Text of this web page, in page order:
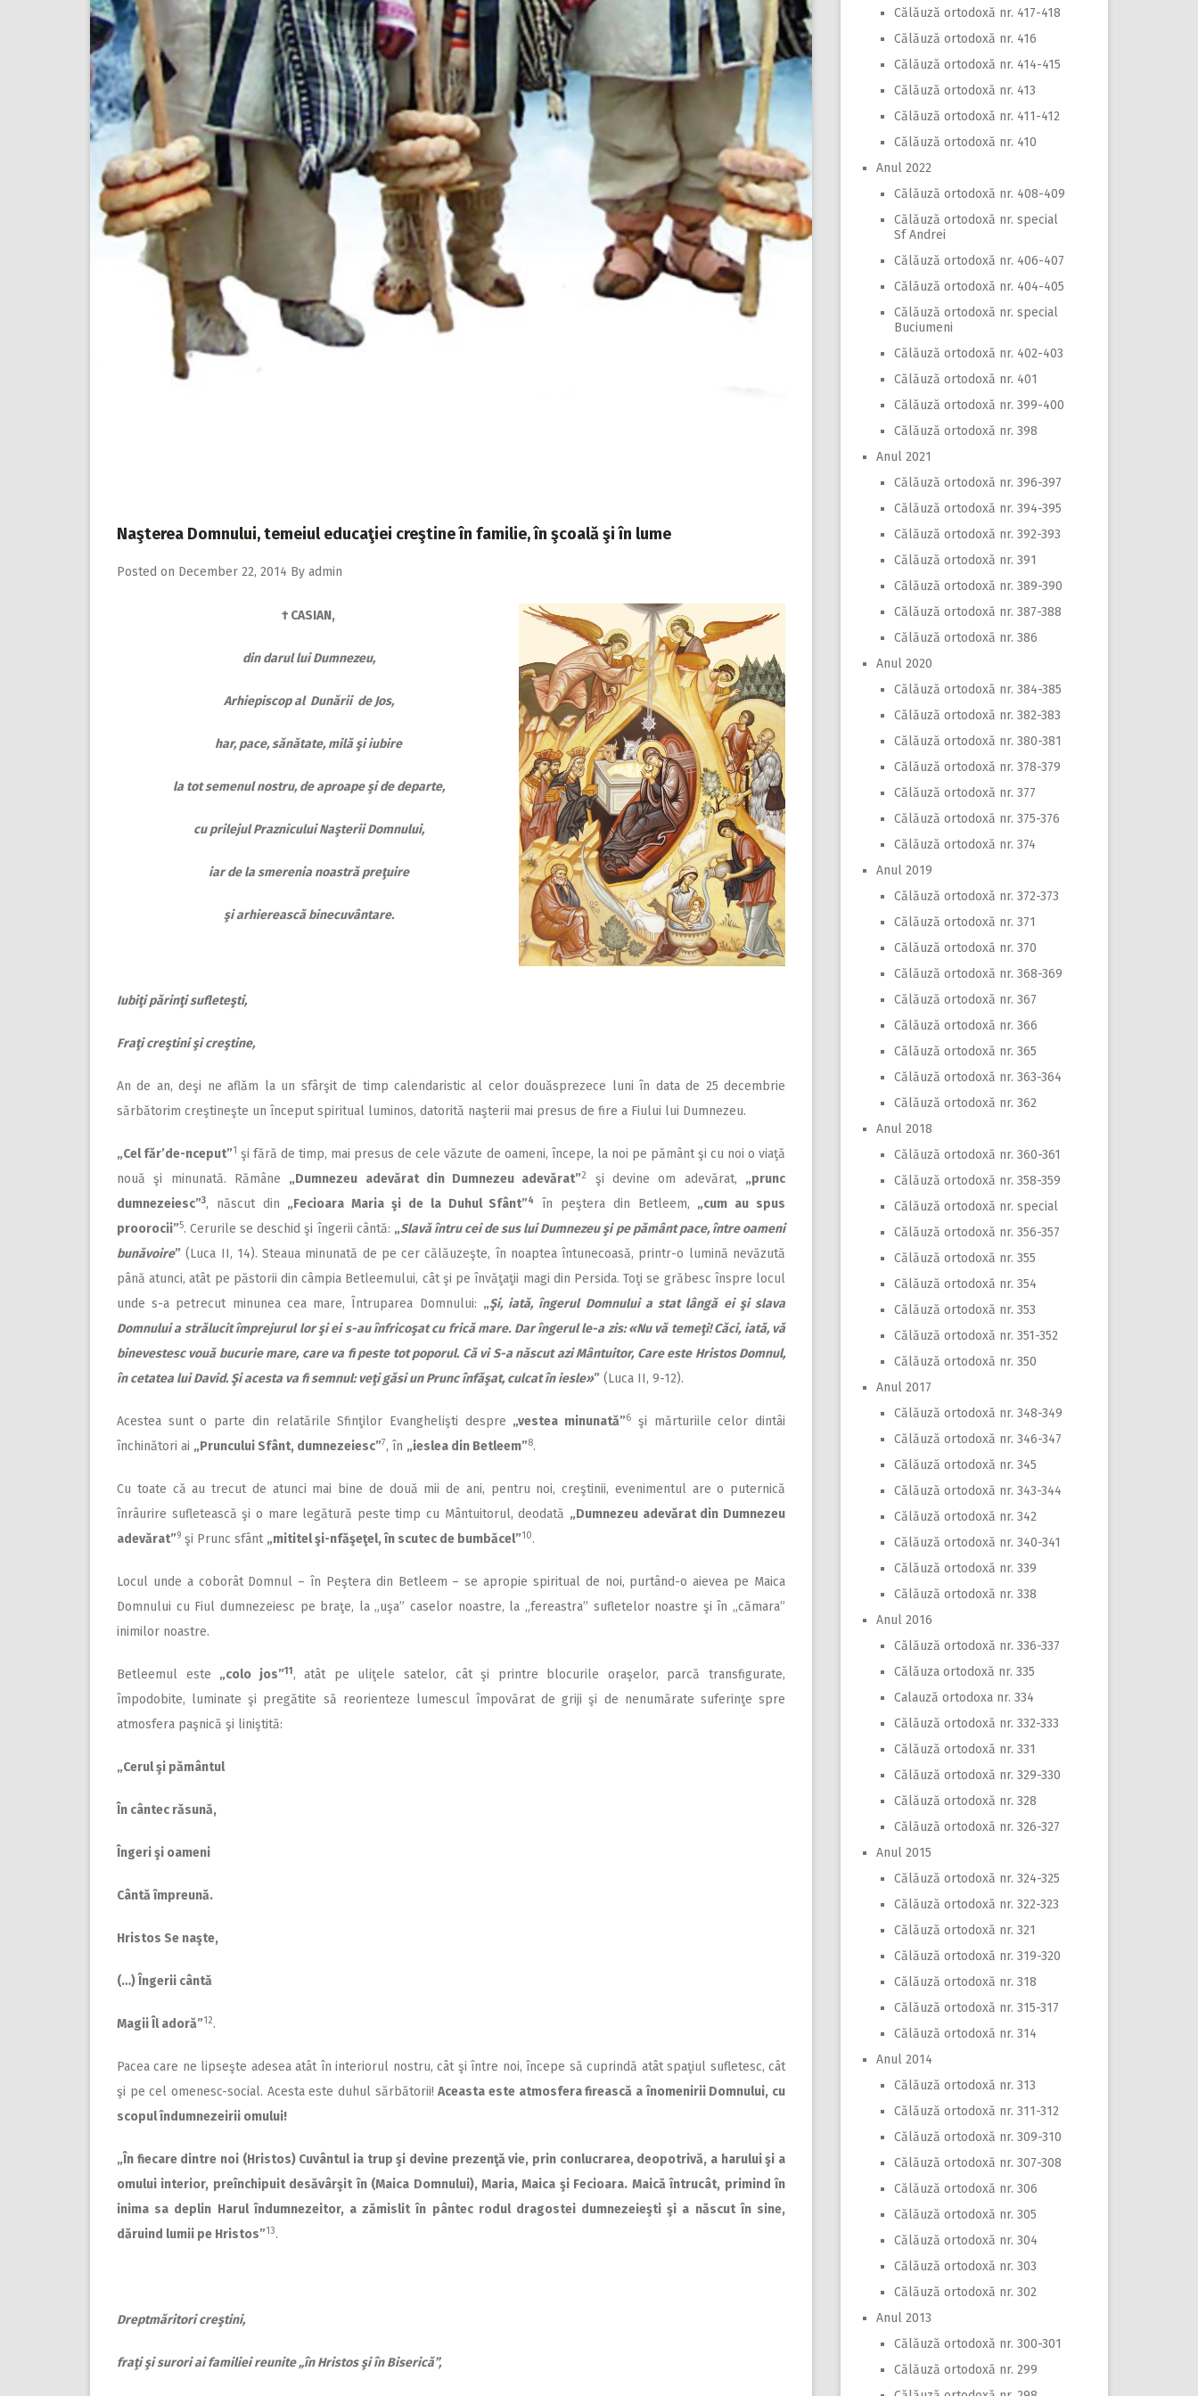
Naşterea Domnului, temeiul educaţiei creştine în familie, în şcoală şi în lume
Posted on December 22, 2014 By admin
† CASIAN,
din darul lui Dumnezeu,
Arhiepiscop al Dunării de Jos,
har, pace, sănătate, milă şi iubire
la tot semenul nostru, de aproape şi de departe,
cu prilejul Praznicului Naşterii Domnului,
iar de la smerenia noastră preţuire
şi arhierească binecuvântare.
Iubiţi părinţi sufleteşti,
Fraţi creştini şi creştine,
An de an, deşi ne aflăm la un sfârşit de timp calendaristic al celor douăsprezece luni în data de 25 decembrie
sărbătorim creştineşte un început spiritual luminos, datorită naşterii mai presus de fire a Fiului lui Dumnezeu.
„Cel făr’de-nceput”1 şi fără de timp, mai presus de cele văzute de oameni, începe, la noi pe pământ şi cu noi o viaţă
nouă şi minunată. Rămâne „Dumnezeu adevărat din Dumnezeu adevărat”2 şi devine om adevărat, „prunc
dumnezeiesc”3, născut din „Fecioara Maria şi de la Duhul Sfânt”4 în peştera din Betleem, „cum au spus
proorocii”5. Cerurile se deschid şi îngerii cântă: „Slavă întru cei de sus lui Dumnezeu şi pe pământ pace, între oameni
bunăvoire” (Luca II, 14). Steaua minunată de pe cer călăuzeşte, în noaptea întunecoasă, printr-o lumină nevăzută
până atunci, atât pe păstorii din câmpia Betleemului, cât şi pe învăţaţii magi din Persida. Toţi se grăbesc înspre locul
unde s-a petrecut minunea cea mare, Întruparea Domnului: „Şi, iată, îngerul Domnului a stat lângă ei şi slava
Domnului a strălucit împrejurul lor şi ei s-au înfricoşat cu frică mare. Dar îngerul le-a zis: «Nu vă temeţi! Căci, iată, vă
binevestesc vouă bucurie mare, care va fi peste tot poporul. Că vi S-a născut azi Mântuitor, Care este Hristos Domnul,
în cetatea lui David. Şi acesta va fi semnul: veţi găsi un Prunc înfăşat, culcat în iesle»” (Luca II, 9-12).
Acestea sunt o parte din relatările Sfinţilor Evanghelişti despre „vestea minunată”6
şi mărturiile celor dintâi
închinători ai „Pruncului Sfânt, dumnezeiesc”7, în „ieslea din Betleem”8.
Cu toate că au trecut de atunci mai bine de două mii de ani, pentru noi, creştinii, evenimentul are o puternică
înrâurire sufletească şi o mare legătură peste timp cu Mântuitorul, deodată „Dumnezeu adevărat din Dumnezeu
adevărat”9 şi Prunc sfânt „mititel şi-nfăşeţel, în scutec de bumbăcel”10.
Locul unde a coborât Domnul – în Peştera din Betleem – se apropie spiritual de noi, purtând-o aievea pe Maica
Domnului cu Fiul dumnezeiesc pe braţe, la „uşa” caselor noastre, la „fereastra” sufletelor noastre şi în „cămara”
inimilor noastre.
Betleemul este „colo jos”11 , atât pe uliţele satelor, cât şi printre blocurile oraşelor, parcă transfigurate,
împodobite, luminate şi pregătite să reorienteze lumescul împovărat de griji şi de nenumărate suferinţe spre
atmosfera paşnică şi liniştită:
„Cerul şi pământul
În cântec răsună,
Îngeri şi oameni
Cântă împreună.
Hristos Se naşte,
(…) Îngerii cântă
Magii Îl adoră”12.
Pacea care ne lipseşte adesea atât în interiorul nostru, cât şi între noi, începe să cuprindă atât spaţiul sufletesc, cât
şi pe cel omenesc-social. Acesta este duhul sărbătorii!Aceasta este atmosfera firească a înomenirii Domnului, cu
scopul îndumnezeirii omului!
„În fiecare dintre noi (Hristos) Cuvântul ia trup şi devine prezenţă vie, prin conlucrarea, deopotrivă, a harului şi a
omului interior, preînchipuit desăvârşit în (Maica Domnului), Maria, Maica şi Fecioara. Maică întrucât, primind în
inima sa deplin Harul îndumnezeitor, a zămislit în pântec rodul dragostei dumnezeieşti şi a născut în sine,
dăruind lumii pe Hristos”13.
Dreptmăritori creştini,
fraţi şi surori ai familiei reunite „în Hristos şi în Biserică”,
Călăuză ortodoxă nr. 417-418
Călăuză ortodoxă nr. 416
Călăuză ortodoxă nr. 414-415
Călăuză ortodoxă nr. 413
Călăuză ortodoxă nr. 411-412
Călăuză ortodoxă nr. 410
Anul 2022
Călăuză ortodoxă nr. 408-409
Călăuză ortodoxă nr. special
Sf Andrei
Călăuză ortodoxă nr. 406-407
Călăuză ortodoxă nr. 404-405
Călăuză ortodoxă nr. special
Buciumeni
Călăuză ortodoxă nr. 402-403
Călăuză ortodoxă nr. 401
Călăuză ortodoxă nr. 399-400
Călăuză ortodoxă nr. 398
Anul 2021
Călăuză ortodoxă nr. 396-397
Călăuză ortodoxă nr. 394-395
Călăuză ortodoxă nr. 392-393
Călăuză ortodoxă nr. 391
Călăuză ortodoxă nr. 389-390
Călăuză ortodoxă nr. 387-388
Călăuză ortodoxă nr. 386
Anul 2020
Călăuză ortodoxă nr. 384-385
Călăuză ortodoxă nr. 382-383
Călăuză ortodoxă nr. 380-381
Călăuză ortodoxă nr. 378-379
Călăuză ortodoxă nr. 377
Călăuză ortodoxă nr. 375-376
Călăuză ortodoxă nr. 374
Anul 2019
Călăuză ortodoxă nr. 372-373
Călăuză ortodoxă nr. 371
Călăuză ortodoxă nr. 370
Călăuză ortodoxă nr. 368-369
Călăuză ortodoxă nr. 367
Călăuză ortodoxă nr. 366
Călăuză ortodoxă nr. 365
Călăuză ortodoxă nr. 363-364
Călăuză ortodoxă nr. 362
Anul 2018
Călăuză ortodoxă nr. 360-361
Călăuză ortodoxă nr. 358-359
Călăuză ortodoxă nr. special
Călăuză ortodoxă nr. 356-357
Călăuză ortodoxă nr. 355
Călăuză ortodoxă nr. 354
Călăuză ortodoxă nr. 353
Călăuză ortodoxă nr. 351-352
Călăuză ortodoxă nr. 350
Anul 2017
Călăuză ortodoxă nr. 348-349
Călăuză ortodoxă nr. 346-347
Călăuză ortodoxă nr. 345
Călăuză ortodoxă nr. 343-344
Călăuză ortodoxă nr. 342
Călăuză ortodoxă nr. 340-341
Călăuză ortodoxă nr. 339
Călăuză ortodoxă nr. 338
Anul 2016
Călăuză ortodoxă nr. 336-337
Călăuza ortodoxă nr. 335
Calauză ortodoxa nr. 334
Călăuză ortodoxă nr. 332-333
Călăuză ortodoxă nr. 331
Călăuză ortodoxă nr. 329-330
Călăuză ortodoxă nr. 328
Călăuză ortodoxă nr. 326-327
Anul 2015
Călăuză ortodoxă nr. 324-325
Călăuză ortodoxă nr. 322-323
Călăuză ortodoxă nr. 321
Călăuză ortodoxă nr. 319-320
Călăuză ortodoxă nr. 318
Călăuză ortodoxă nr. 315-317
Călăuză ortodoxă nr. 314
Anul 2014
Călăuză ortodoxă nr. 313
Călăuză ortodoxă nr. 311-312
Călăuză ortodoxă nr. 309-310
Călăuză ortodoxă nr. 307-308
Călăuză ortodoxă nr. 306
Călăuză ortodoxă nr. 305
Călăuză ortodoxă nr. 304
Călăuză ortodoxă nr. 303
Călăuză ortodoxă nr. 302
Anul 2013
Călăuză ortodoxă nr. 300-301
Călăuză ortodoxă nr. 299